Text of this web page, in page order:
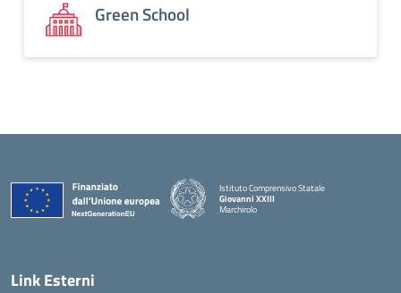
Green School
Istituto Comprensivo Statale
Giovanni XXIII
Marchirolo
Link Esterni